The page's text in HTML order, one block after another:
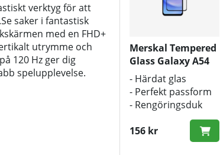
verktyg för att
saker i fantastisk
med en FHD+
utrymme och
120 Hz ger dig
spelupplevelse.
Merskal Tempered
Glass Galaxy A54
(3D)
- Härdat glas
- Perfekt passform
- Rengöringsduk
inkluderad
156 kr